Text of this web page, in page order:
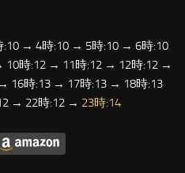
→ 4時:10 → 5時:10 → 6時:10
時:12 → 11時:12 → 12時:12 →
16時:13 → 17時:13 → 18時:13
→ 22時:12 → 23時:14